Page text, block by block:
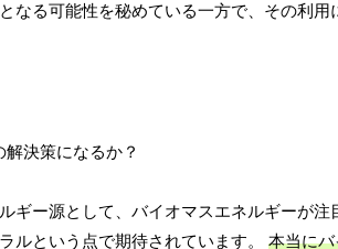
る可能性を秘めている一方で、その利用
ギー源として、バイオマスエネルギーが
ルという点で期待されています。 本当に